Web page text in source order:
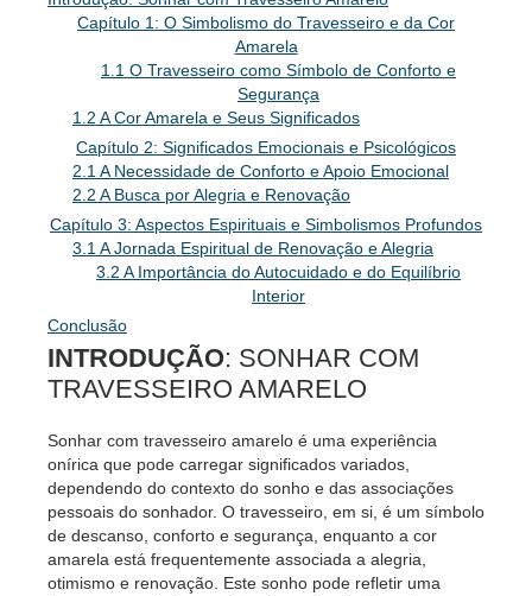
Capítulo 1: O Simbolismo do Travesseiro e da Cor
Amarela
1.1 O Travesseiro como Símbolo de Conforto e
Segurança
1.2 A Cor Amarela e Seus Significados
Capítulo 2: Significados Emocionais e Psicológicos
2.1 A Necessidade de Conforto e Apoio Emocional
2.2 A Busca por Alegria e Renovação
Capítulo 3: Aspectos Espirituais e Simbolismos Profundos
3.1 A Jornada Espiritual de Renovação e Alegria
3.2 A Importância do Autocuidado e do Equilíbrio
Interior
Conclusão
INTRODUÇÃO: SONHAR COM
TRAVESSEIRO AMARELO
Sonhar com travesseiro amarelo é uma experiência
onírica que pode carregar significados variados,
dependendo do contexto do sonho e das associações
pessoais do sonhador. O travesseiro, em si, é um símbolo
de descanso, conforto e segurança, enquanto a cor
amarela está frequentemente associada a alegria,
otimismo e renovação. Este sonho pode refletir uma